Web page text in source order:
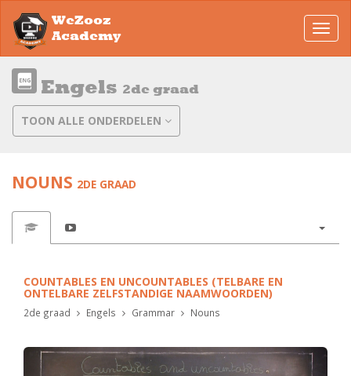
WeZooz
Academy
Engels 2de graad
TOON ALLE ONDERDELEN
NOUNS 2DE GRAAD
COUNTABLES EN UNCOUNTABLES (TELBARE EN
ONTELBARE ZELFSTANDIGE NAAMWOORDEN)
2de graad Engels Grammar Nouns